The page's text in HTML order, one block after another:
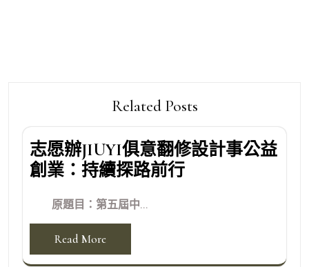
Related Posts
志愿辦JIUYI俱意翻修設計事公益
創業：持續探路前行
原題目：第五屆中...
Read More